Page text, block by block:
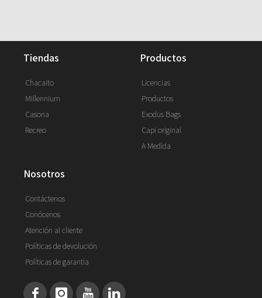
tiendas
Chacaito
Millennium
Casona
Recreo
productos
Licencias
Productos
Exodus Bags
Capi original
A Medida
nosotros
Contáctenos
Conócenos
Atención al cliente
Políticas de devolución
Políticas de garantía